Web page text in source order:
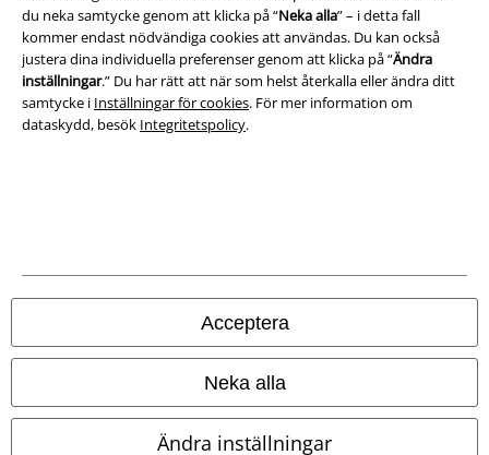
du neka samtycke genom att klicka på “Neka alla” – i detta fall
kommer endast nödvändiga cookies att användas. Du kan också
justera dina individuella preferenser genom att klicka på “Ändra
inställningar.” Du har rätt att när som helst återkalla eller ändra ditt
samtycke i Inställningar för cookies. För mer information om
dataskydd, besök Integritetspolicy.
Acceptera
Neka alla
Ändra inställningar
Avfallshantering och miljöskydd
Försäkran om överensstämmelse
Information om tillgänglighet
Våra onlinebutiker